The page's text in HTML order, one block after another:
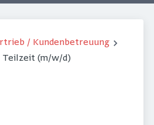
/ Kundenbetreuung
(m/w/d)